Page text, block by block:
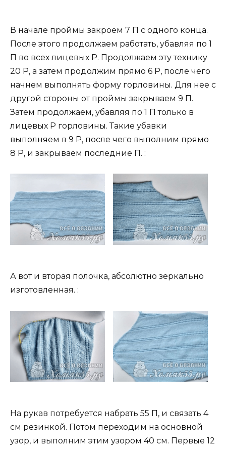
В начале проймы закроем 7 П с одного конца.
После этого продолжаем работать, убавляя по 1
П во всех лицевых Р. Продолжаем эту технику
20 Р, а затем продолжим прямо 6 Р, после чего
начнем выполнять форму горловины. Для нее с
другой стороны от проймы закрываем 9 П.
Затем продолжаем, убавляя по 1 П только в
лицевых Р горловины. Такие убавки
выполняем в 9 Р, после чего выполним прямо
8 Р, и закрываем последние П. :
А вот и вторая полочка, абсолютно зеркально
изготовленная. :
На рукав потребуется набрать 55 П, и связать 4
см резинкой. Потом переходим на основной
узор, и выполним этим узором 40 см. Первые 12